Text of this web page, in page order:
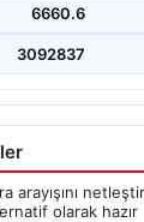
6660.6
3092837
arayışını
olarak hazır